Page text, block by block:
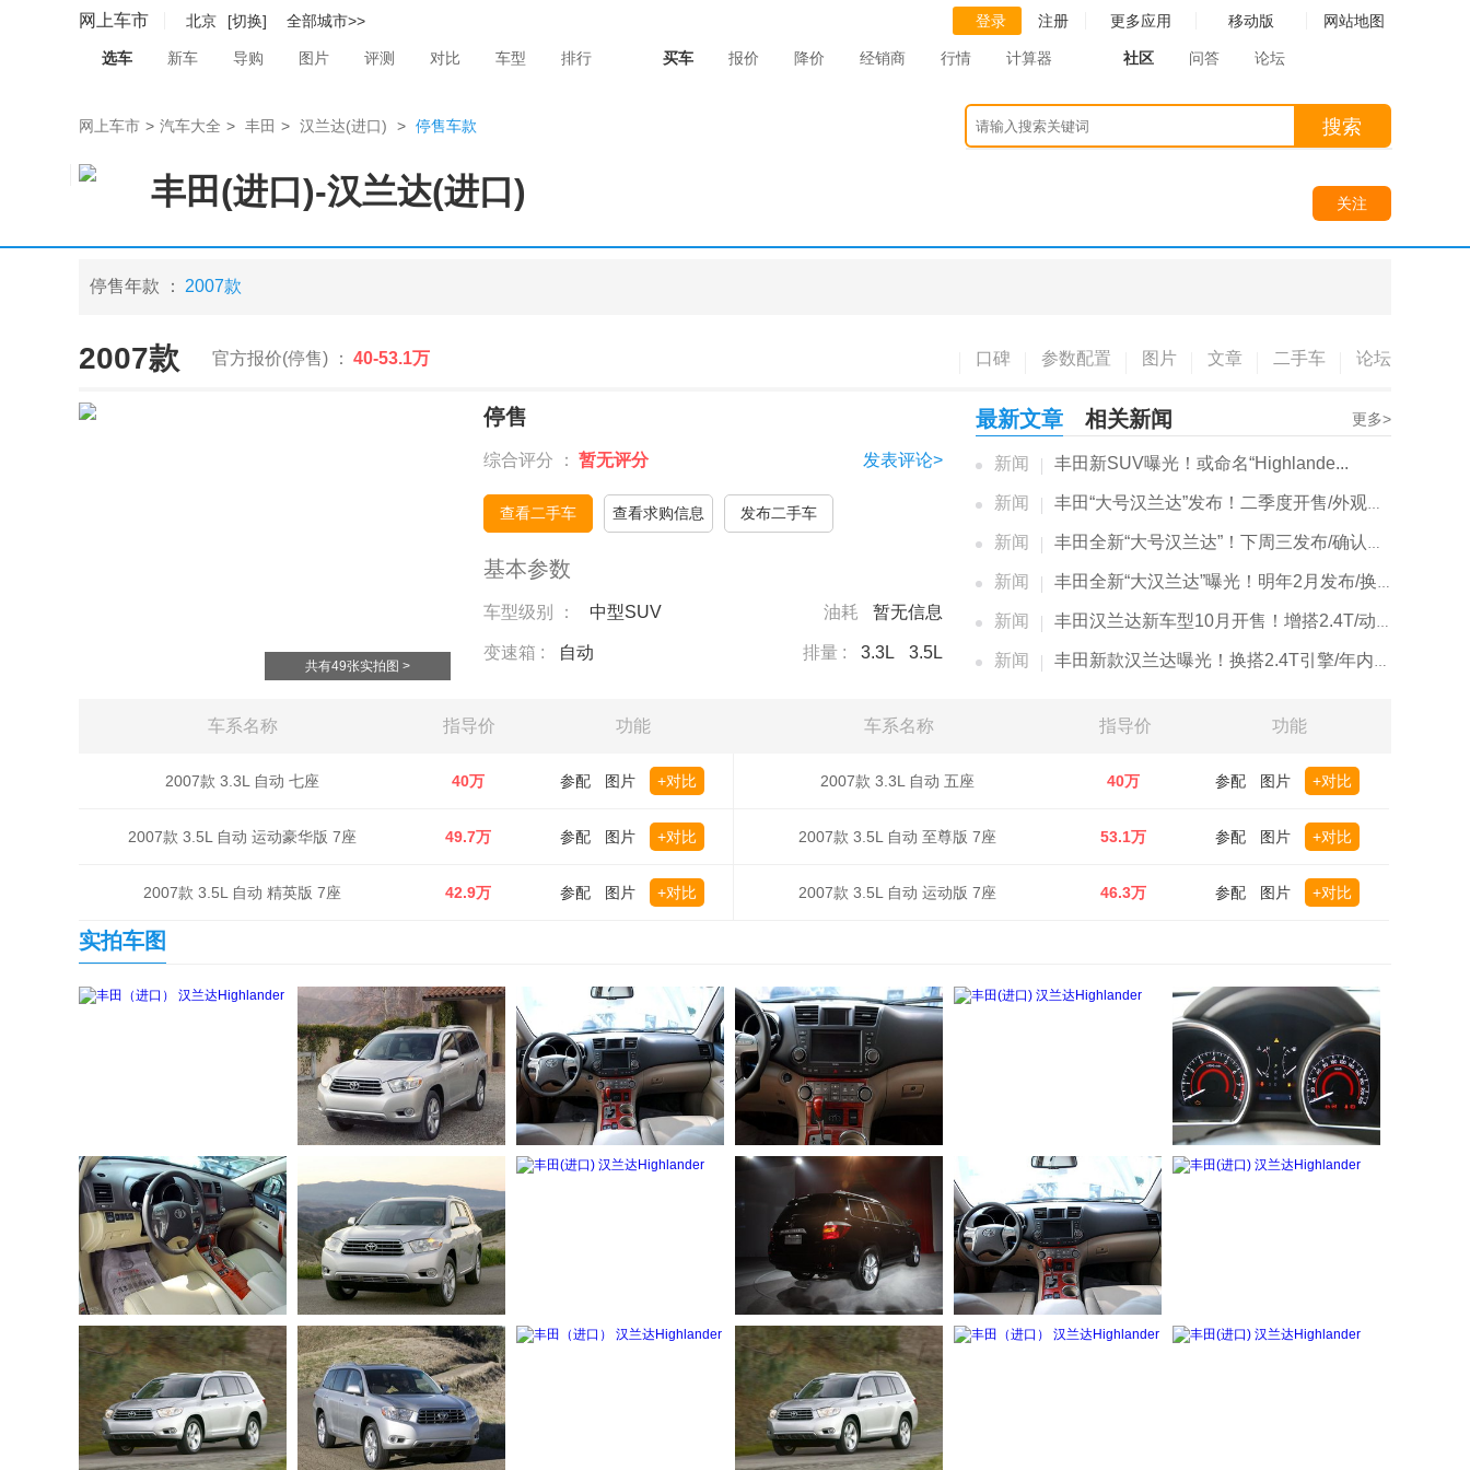
网上车市 北京 [切换] 全部城市>> 登录 注册 更多应用 移动版 网站地图
选车 新车 导购 图片 评测 对比 车型 排行 买车 报价 降价 经销商 行情 计算器 社区 问答 论坛
网上车市 > 汽车大全 > 丰田 > 汉兰达(进口) > 停售车款 搜索
丰田(进口)-汉兰达(进口) 关注
停售年款 ： 2007款
2007款 官方报价(停售) ： 40-53.1万 口碑 参数配置 图片 文章 二手车 论坛
共有49张实拍图 >
停售
综合评分 ： 暂无评分 发表评论>
查看二手车 查看求购信息 发布二手车
基本参数
车型级别 ： 中型SUV 油耗 暂无信息
变速箱 : 自动 排量 : 3.3L 3.5L
最新文章 相关新闻 更多>
新闻 丰田新SUV曝光！或命名“Highlande...
新闻 丰田“大号汉兰达”发布！二季度开售/外观酷似RAV4
新闻 丰田全新“大号汉兰达”！下周三发布/确认搭2.4T
新闻 丰田全新“大汉兰达”曝光！明年2月发布/换搭2.4T
新闻 丰田汉兰达新车型10月开售！增搭2.4T/动力超途观L
新闻 丰田新款汉兰达曝光！换搭2.4T引擎/年内发布
车系名称 指导价 功能 车系名称 指导价 功能
2007款 3.3L 自动 七座 40万 参配 图片 +对比
2007款 3.5L 自动 运动豪华版 7座 49.7万 参配 图片 +对比
2007款 3.5L 自动 精英版 7座 42.9万 参配 图片 +对比
2007款 3.3L 自动 五座 40万 参配 图片 +对比
2007款 3.5L 自动 至尊版 7座 53.1万 参配 图片 +对比
2007款 3.5L 自动 运动版 7座 46.3万 参配 图片 +对比
实拍车图